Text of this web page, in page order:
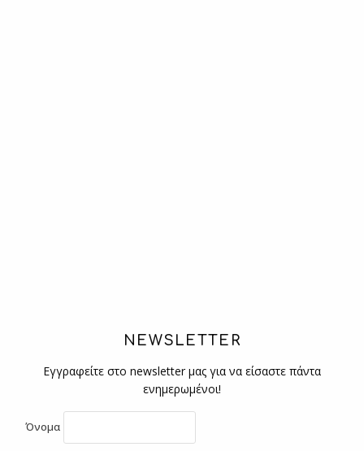
NEWSLETTER
Εγγραφείτε στο newsletter μας για να είσαστε πάντα
ενημερωμένοι!
Όνομα